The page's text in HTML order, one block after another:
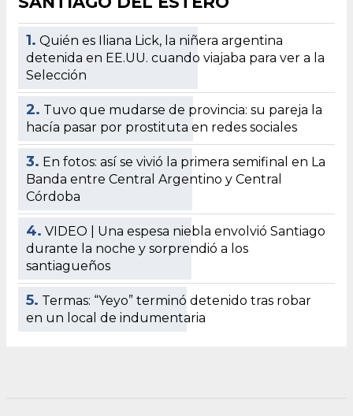
1. Quién es Iliana Lick, la niñera argentina
detenida en EE.UU. cuando viajaba para ver a la
Selección
2. Tuvo que mudarse de provincia: su pareja la
hacía pasar por prostituta en redes sociales
3. En fotos: así se vivió la primera semifinal en La
Banda entre Central Argentino y Central
Córdoba
4. VIDEO | Una espesa niebla envolvió Santiago
durante la noche y sorprendió a los
santiagueños
5. Termas: “Yeyo” terminó detenido tras robar
en un local de indumentaria